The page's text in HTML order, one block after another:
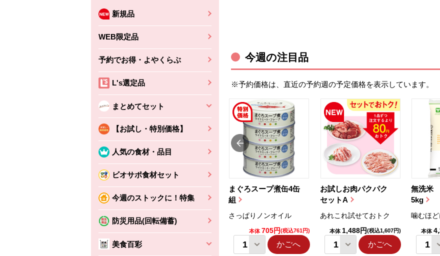
新規品
WEB限定品
予約でお得・よやくらぶ
L's選定品
まとめてセット
【お試し・特別価格】
人気の食材・品目
ビオサポ食材セット
今週のストックに！特集
防災用品(回転備蓄)
美食百彩
今週の注目品
※予約価格は、直近の予約週の予定価格を表示しています。
まぐろスープ煮缶4缶
組
さっぱりノンオイル
本体 705円(税込761円)
かごへ
お試しお肉パクパク
セットA
あれこれ試せておトク
本体 1,488円(税込1,607円)
かごへ
無洗米
5kg
噛むほ
本体
ちょこっと揚げ（香
えびの風味がぶわっ！
かごへ
バルサミコ
本体2,160円 (税込2,333円)
かごへ